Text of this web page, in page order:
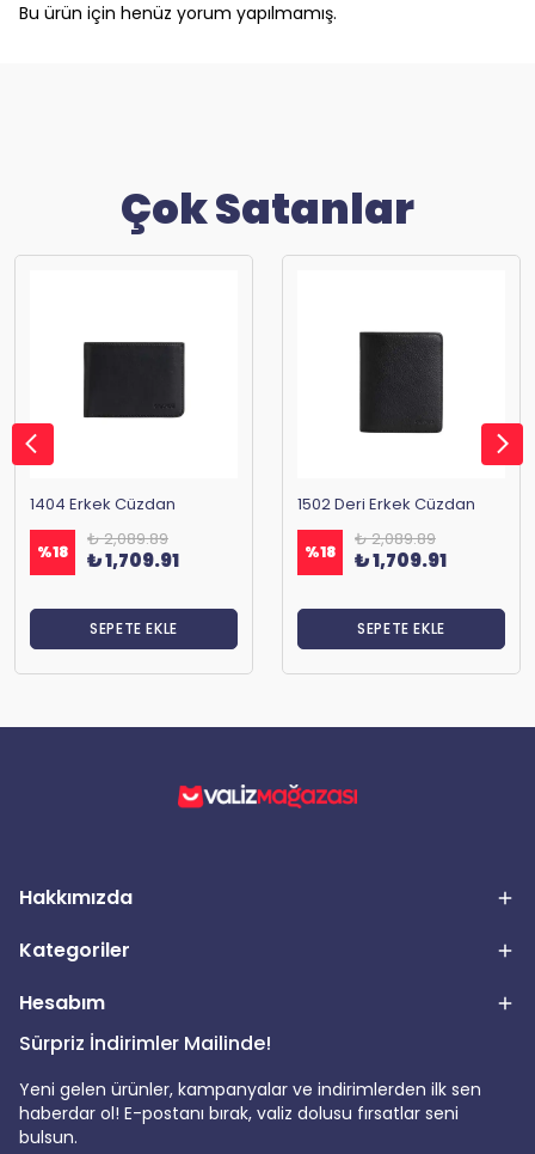
Bu ürün için henüz yorum yapılmamış.
Çok Satanlar
1404 Erkek Cüzdan
%18
₺ 2,089.89
₺ 1,709.91
SEPETE EKLE
1502 Deri Erkek Cüzdan
%18
₺ 2,089.89
₺ 1,709.91
SEPETE EKLE
Hakkımızda
Kategoriler
Hesabım
Sürpriz İndirimler Mailinde!
Yeni gelen ürünler, kampanyalar ve indirimlerden ilk sen
haberdar ol! E-postanı bırak, valiz dolusu fırsatlar seni
bulsun.